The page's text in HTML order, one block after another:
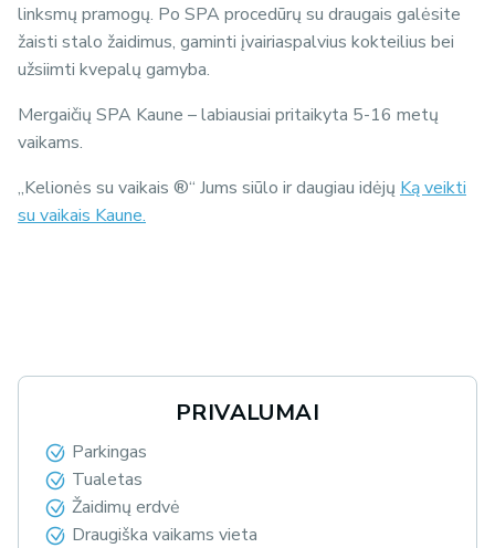
linksmų pramogų. Po SPA procedūrų su draugais galėsite
žaisti stalo žaidimus, gaminti įvairiaspalvius kokteilius bei
užsiimti kvepalų gamyba.
Mergaičių SPA Kaune – labiausiai pritaikyta 5-16 metų
vaikams.
„Kelionės su vaikais ®“ Jums siūlo ir daugiau idėjų Ką veikti
su vaikais Kaune.
PRIVALUMAI
Parkingas
Tualetas
Žaidimų erdvė
Draugiška vaikams vieta